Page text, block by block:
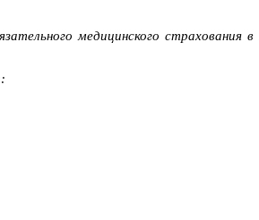
медицинского страхования